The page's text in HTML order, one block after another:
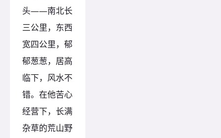
头——南北长
三公里，东西
宽四公里，郁
郁葱葱，居高
临下，风水不
错。在他苦心
经营下，长满
杂草的荒山野